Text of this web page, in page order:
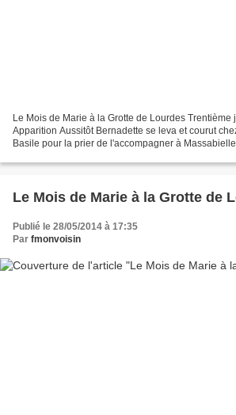
Le Mois de Marie à la Grotte de Lourdes Trentième
Apparition Aussitôt Bernadette se leva et courut
Basile pour la prier de l'accompagner à
Le Mois de Marie à la Grotte de
Publié le 28/05/2014 à 17:35
Par fmonvoisin